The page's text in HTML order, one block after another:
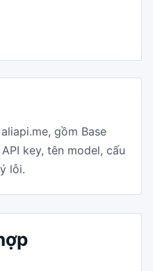
gồm Base
key, tên model, cấu
lỗi.